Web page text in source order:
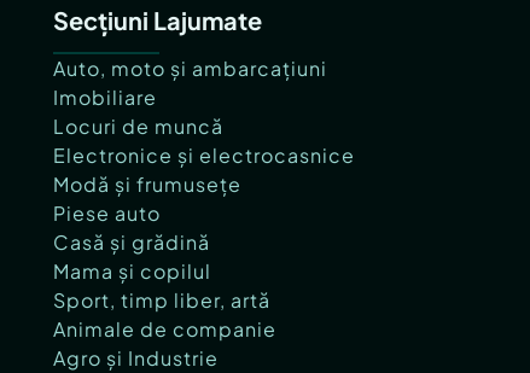
Secțiuni Lajumate
Auto, moto și ambarcațiuni
Imobiliare
Locuri de muncă
Electronice și electrocasnice
Modă și frumusețe
Piese auto
Casă și grădină
Mama și copilul
Sport, timp liber, artă
Animale de companie
Agro și Industrie